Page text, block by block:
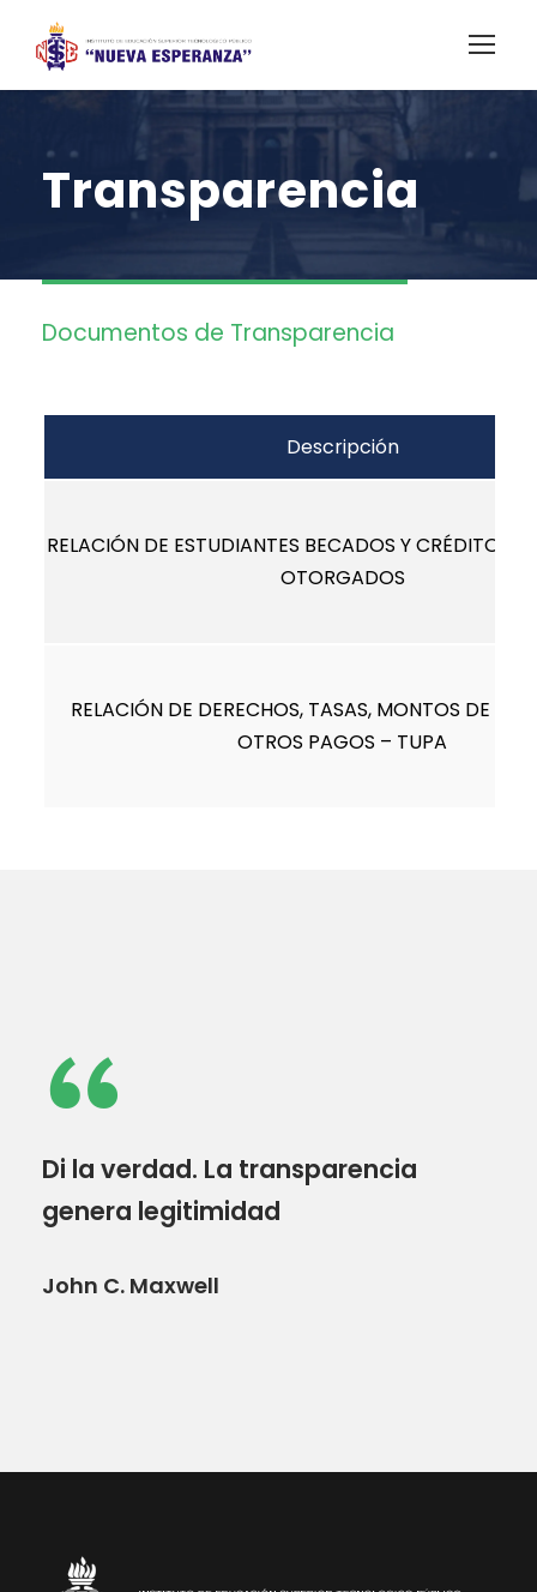
Transparencia
Documentos de Transparencia
Descripción
RELACIÓN DE ESTUDIANTES BECADOS Y CRÉDITOS
OTORGADOS
RELACIÓN DE DERECHOS, TASAS, MONTOS DE
OTROS PAGOS – TUPA
“
Di la verdad. La transparencia
genera legitimidad
John C. Maxwell